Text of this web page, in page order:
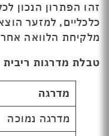
זהו הפתרון הנכון
כלכליים, למזער
מלקיחת הלוואה
טבלת מדרגות
מדרגה
מדרגה נמוכה